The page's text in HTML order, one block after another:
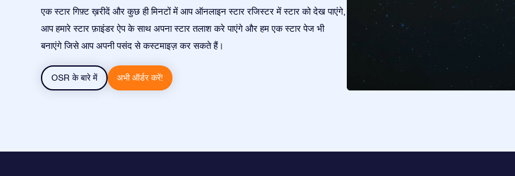
एक स्टार गिफ़्ट ख़रीदें और कुछ ही मिनटों में आप ऑनलाइन स्टार रजिस्टर में स्टार को देख पाएंगे,
आप हमारे स्टार फ़ाइंडर ऐप के साथ अपना स्टार तलाश करे पाएंगे और हम एक स्टार पेज भी
बनाएंगे जिसे आप अपनी पसंद से कस्टमाइज़ कर सकते हैं।
OSR के बारे में अभी ऑर्डर करें!